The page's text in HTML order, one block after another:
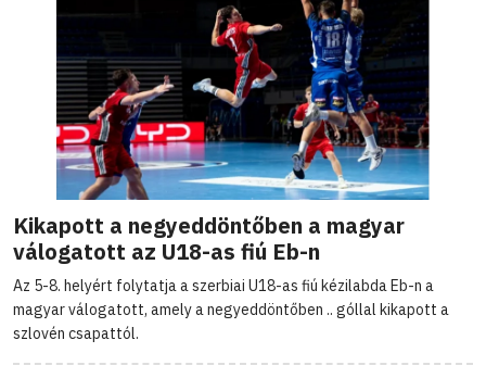
Kikapott a negyeddöntőben a magyar
válogatott az U18-as fiú Eb-n
Az 5-8. helyért folytatja a szerbiai U18-as fiú kézilabda Eb-n a
magyar válogatott, amely a negyeddöntőben .. góllal kikapott a
szlovén csapattól.